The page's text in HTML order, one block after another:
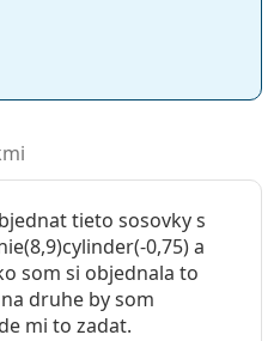
tieto sosovky s
0,75) a
som si objednala to
druhe by som
mi to zadat.